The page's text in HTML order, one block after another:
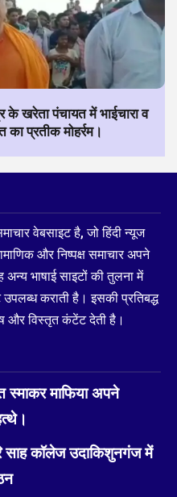
के खरेता पंचायत में भाईचारा व
का प्रतीक मोहर्रम।
वेबसाइट है, जो हिंदी न्यूज
और निष्पक्ष समाचार अपने
अन्य भाषाई साइटों की तुलना में
उपलब्ध कराती है। इसकी प्रतिबद्ध
और विस्तृत कंटेंट देती है।
माफिया अपने
साह कॉलेज उदाकिशुनगंज में